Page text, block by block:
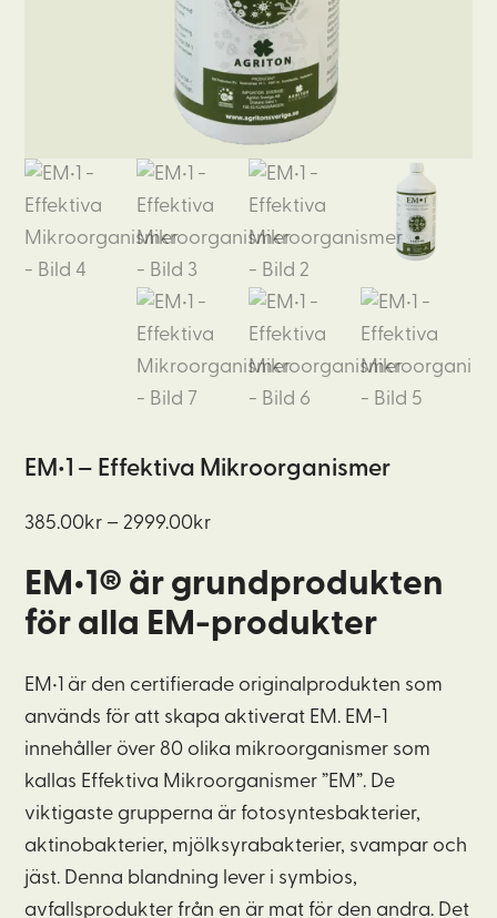
EM•1 – Effektiva Mikroorganismer
385.00kr – 2999.00krPrisintervall:
till
2999.00kr
EM•1® är grundprodukten
för alla EM-produkter
EM•1 är den certifierade originalprodukten som
används för att skapa aktiverat EM. EM-1
innehåller över 80 olika mikroorganismer som
kallas Effektiva Mikroorganismer ”EM”. De
viktigaste grupperna är fotosyntesbakterier,
aktinobakterier, mjölksyrabakterier, svampar och
jäst. Denna blandning lever i symbios,
avfallsprodukter från en är mat för den andra. Det